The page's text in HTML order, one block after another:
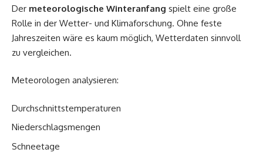
Der meteorologische Winteranfang spielt eine große
Rolle in der Wetter- und Klimaforschung. Ohne feste
Jahreszeiten wäre es kaum möglich, Wetterdaten sinnvoll
zu vergleichen.
Meteorologen analysieren:
Durchschnittstemperaturen
Niederschlagsmengen
Schneetage